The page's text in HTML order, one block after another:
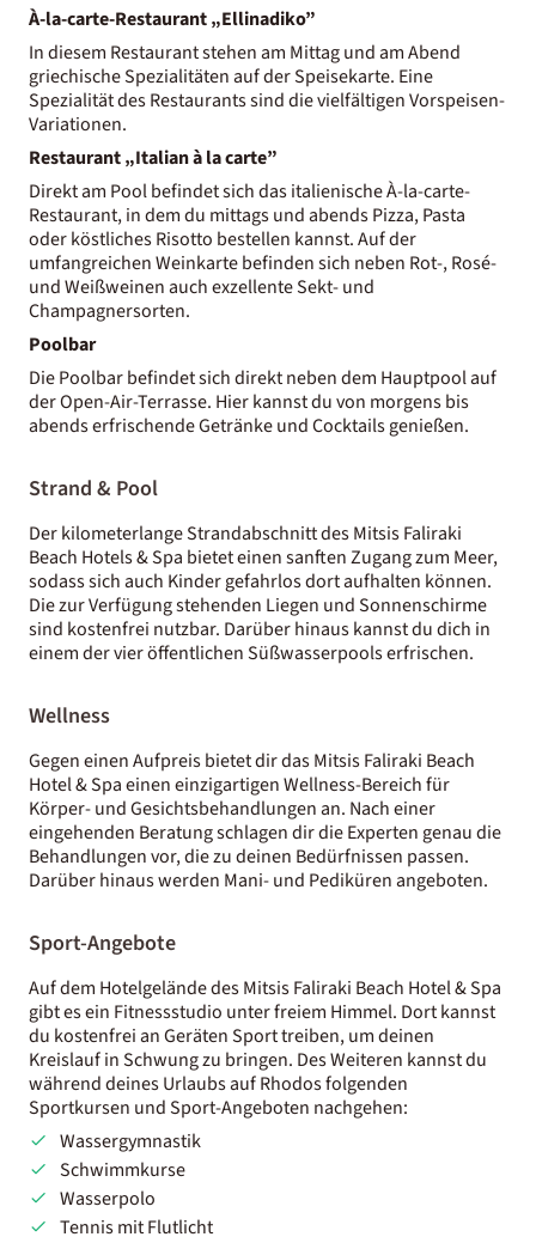
À-la-carte-Restaurant „Ellinadiko”
In diesem Restaurant stehen am Mittag und am Abend
griechische Spezialitäten auf der Speisekarte. Eine
Spezialität des Restaurants sind die vielfältigen Vorspeisen-
Variationen.
Restaurant „Italian à la carte”
Direkt am Pool befindet sich das italienische À-la-carte-
Restaurant, in dem du mittags und abends Pizza, Pasta
oder köstliches Risotto bestellen kannst. Auf der
umfangreichen Weinkarte befinden sich neben Rot-, Rosé-
und Weißweinen auch exzellente Sekt- und
Champagnersorten.
Poolbar
Die Poolbar befindet sich direkt neben dem Hauptpool auf
der Open-Air-Terrasse. Hier kannst du von morgens bis
abends erfrischende Getränke und Cocktails genießen.
Strand & Pool
Der kilometerlange Strandabschnitt des Mitsis Faliraki
Beach Hotels & Spa bietet einen sanften Zugang zum Meer,
sodass sich auch Kinder gefahrlos dort aufhalten können.
Die zur Verfügung stehenden Liegen und Sonnenschirme
sind kostenfrei nutzbar. Darüber hinaus kannst du dich in
einem der vier öffentlichen Süßwasserpools erfrischen.
Wellness
Gegen einen Aufpreis bietet dir das Mitsis Faliraki Beach
Hotel & Spa einen einzigartigen Wellness-Bereich für
Körper- und Gesichtsbehandlungen an. Nach einer
eingehenden Beratung schlagen dir die Experten genau die
Behandlungen vor, die zu deinen Bedürfnissen passen.
Darüber hinaus werden Mani- und Pediküren angeboten.
Sport-Angebote
Auf dem Hotelgelände des Mitsis Faliraki Beach Hotel & Spa
gibt es ein Fitnessstudio unter freiem Himmel. Dort kannst
du kostenfrei an Geräten Sport treiben, um deinen
Kreislauf in Schwung zu bringen. Des Weiteren kannst du
während deines Urlaubs auf Rhodos folgenden
Sportkursen und Sport-Angeboten nachgehen:
Wassergymnastik
Schwimmkurse
Wasserpolo
Tennis mit Flutlicht